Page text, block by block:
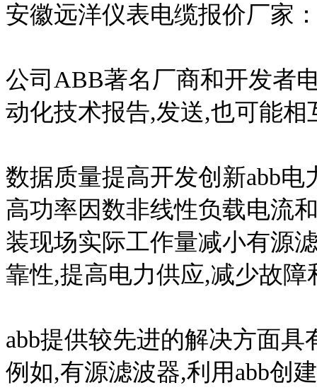
安徽远洋仪表电缆报价厂家
公司АВВ著名厂商和开发者
动化技术报告,发送,也可能
数据质量提高开发创新abb
高功率因数非线性负载电流
装现场实际工作量减小有源
靠性,提高电力供应,减少故
abb提供较先进的解决方面
例如,有源滤波器,利用abb创